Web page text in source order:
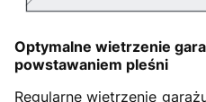
Optymalne wietrzenie
powstawaniem pleśni
Regularne wietrzenie